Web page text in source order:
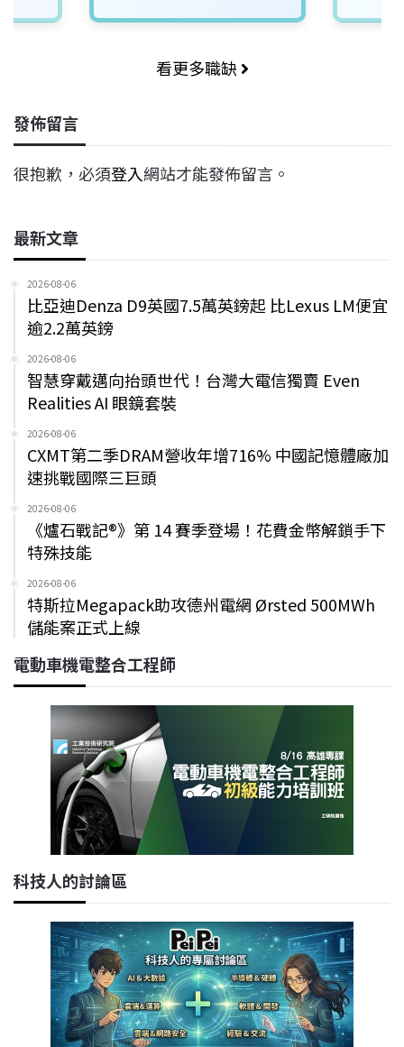
看更多職缺
發佈留言
很抱歉，必須登入網站才能發佈留言。
最新文章
2026-08-06
比亞迪Denza D9英國7.5萬英鎊起 比Lexus LM便宜
逾2.2萬英鎊
2026-08-06
智慧穿戴邁向抬頭世代！台灣大電信獨賣 Even
Realities AI 眼鏡套裝
2026-08-06
CXMT第二季DRAM營收年增716% 中國記憶體廠加
速挑戰國際三巨頭
2026-08-06
《爐石戰記®》第 14 賽季登場！花費金幣解鎖手下
特殊技能
2026-08-06
特斯拉Megapack助攻德州電網 Ørsted 500MWh
儲能案正式上線
電動車機電整合工程師
科技人的討論區